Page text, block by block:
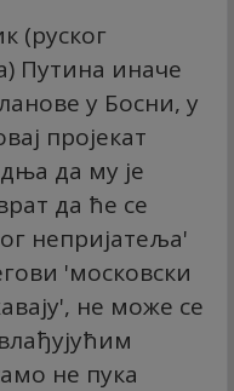
(руског
Путина иначе
у Босни, у
пројекат
да му је
да ће се
непријатеља'
'московски
не може се
не пука